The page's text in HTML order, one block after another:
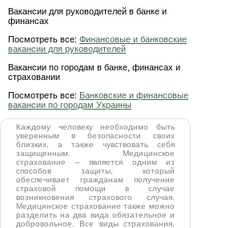
Вакансии для руководителей в банке и
финансах
Посмотреть все: Финансовые и банковские
вакансии для руководителей
Вакансии по городам в банке, финансах и
страховании
Посмотреть все: Банковские и финансовые
вакансии по городам Украины
Каждому человеку необходимо быть
уверенным в безопасности своих
близких, а также чувствовать себя
защищенным. Медицинское
страхование – является одним из
способов защиты, который
обеспечивает гражданам получение
страховой помощи в случае
возникновения страхового случая.
Медицинское страхование также можно
разделить на два вида обязательное и
добровольное. Все виды страхования,